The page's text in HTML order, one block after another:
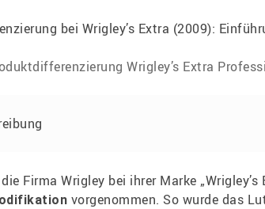
Wrigley’s Extra
Firma Wrigley bei ihrer Marke „Wrigley’s
vorgenommen. So wurde das